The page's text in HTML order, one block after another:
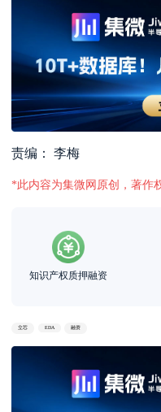
责编： 李梅
*此内容为集微网原创，著作
知识产权质押融资
立芯 EDA 融资